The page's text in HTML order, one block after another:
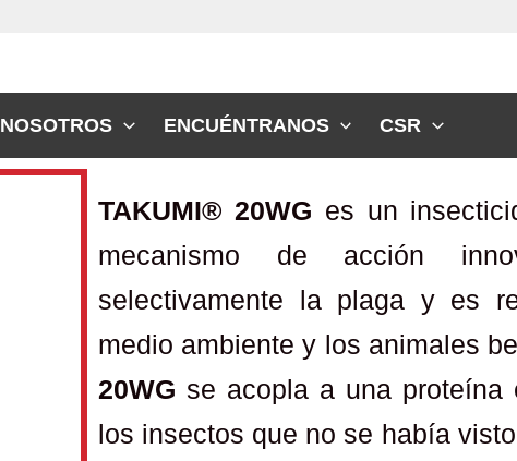
NOSOTROS ENCUÉNTRANOS CSR
TAKUMI® 20WG es un
mecanismo de acción
selectivamente la plaga y es
medio ambiente y los animales
20WG se acopla a una proteína
los insectos que no se había